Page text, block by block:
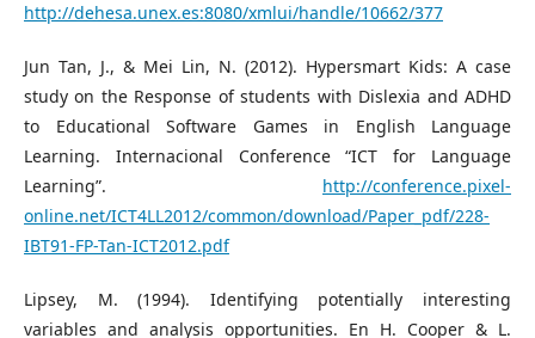
http://dehesa.unex.es:8080/xmlui/handle/10662/377
Jun Tan, J., & Mei Lin, N. (2012). Hypersmart Kids: A case
study on the Response of students with Dislexia and ADHD
to Educational Software Games in English Language
Learning. Internacional Conference “ICT for Language
Learning”. http://conference.pixel-
online.net/ICT4LL2012/common/download/Paper_pdf/228-
IBT91-FP-Tan-ICT2012.pdf
Lipsey, M. (1994). Identifying potentially interesting
variables and analysis opportunities. En H. Cooper & L.